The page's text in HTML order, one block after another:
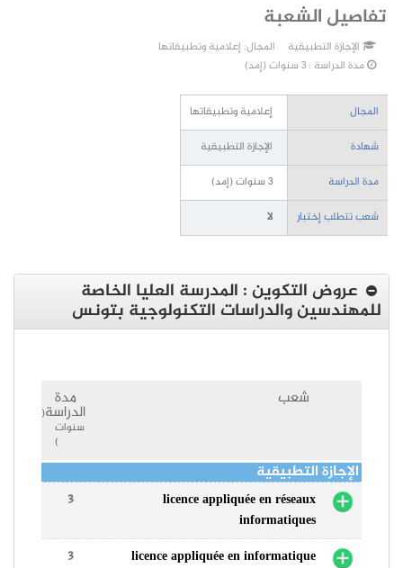
تفاصيل الشعبة
الإجازة التطبيقية المجال: إعلامية وتطبيقاتها
مدة الدراسة : 3 سنوات (إمد)
المجال
إعلامية وتطبيقاتها
شهادة
الإجازة التطبيقية
مدة الدراسة
3 سنوات (إمد)
شعب تتطلب إختبار
لا
عروض التكوين : المدرسة العليا الخاصة
للمهندسين والدراسات التكنولوجية بتونس
شعب مدة
الدراسة(
سنوات
)
الإجازة التطبيقية
licence appliquée en réseaux
informatiques
3
licence appliquée en informatique
3